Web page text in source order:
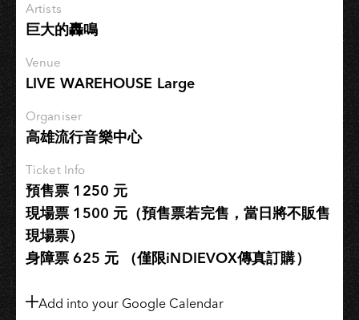
Artists
巨大的轟鳴
Venue
LIVE WAREHOUSE Large
Organiser
高雄流行音樂中心
Ticket Info
預售票 1250 元
現場票 1500 元（預售票若完售，當日將不販售
現場票）
身障票 625 元 （僅限iNDIEVOX傳真訂購）
Add into your Google Calendar